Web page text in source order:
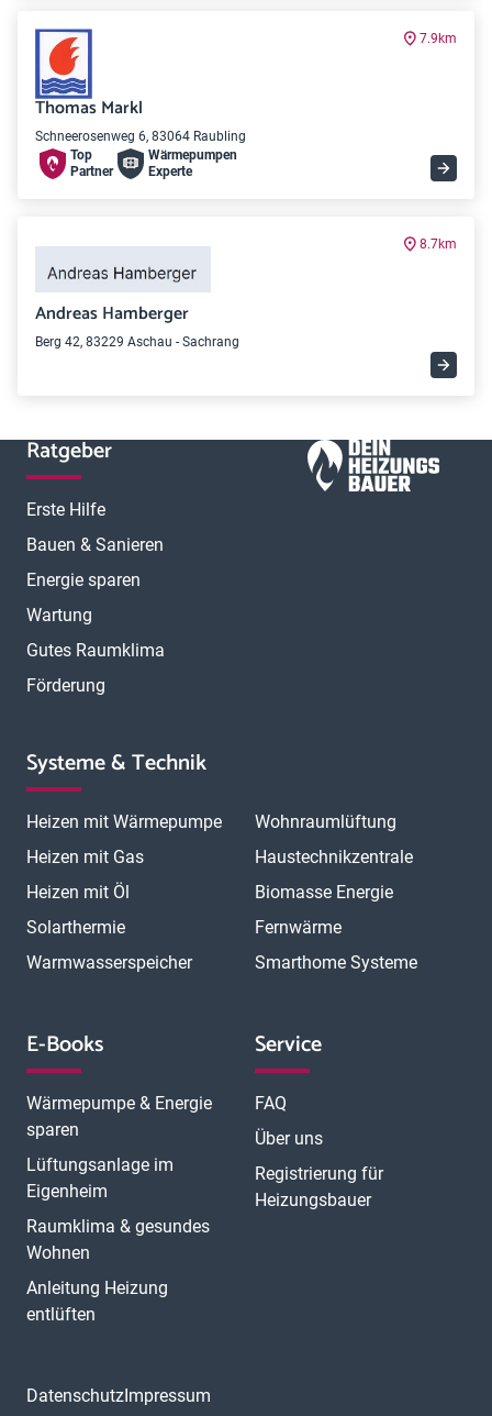
7.9km
Thomas Markl
Schneerosenweg 6, 83064 Raubling
Top
Partner
Wärme­pumpen
Experte
8.7km
Andreas Hamberger
Berg 42, 83229 Aschau - Sachrang
Ratgeber
Erste Hilfe
Bauen & Sanieren
Energie sparen
Wartung
Gutes Raumklima
Förderung
Systeme & Technik
Heizen mit Wärmepumpe
Heizen mit Gas
Heizen mit Öl
Solarthermie
Warmwasserspeicher
Wohnraumlüftung
Haustechnikzentrale
Biomasse Energie
Fernwärme
Smarthome Systeme
E-Books
Wärmepumpe & Energie
sparen
Lüftungsanlage im
Eigenheim
Raumklima & gesundes
Wohnen
Anleitung Heizung
entlüften
Service
FAQ
Über uns
Registrierung für
Heizungsbauer
DatenschutzImpressum